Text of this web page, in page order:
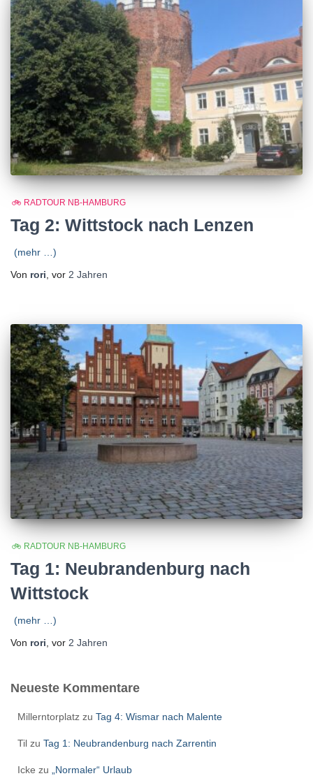
🚲 RADTOUR NB-HAMBURG
Tag 2: Wittstock nach Lenzen
(mehr …)
Von rori, vor 2 Jahren
🚲 RADTOUR NB-HAMBURG
Tag 1: Neubrandenburg nach
Wittstock
(mehr …)
Von rori , vor 2 Jahren
Neueste Kommentare
Millerntorplatz zu Tag 4: Wismar nach Malente
Til zu Tag 1: Neubrandenburg nach Zarrentin
Icke zu „Normaler“ Urlaub